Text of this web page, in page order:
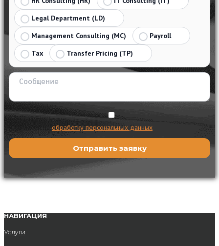
Legal Department (LD)
Management Consulting (MC)
Payroll
Tax
Transfer Pricing (TP)
Я согласен наобработку персональных данных
НАВИГАЦИЯ
Услуги